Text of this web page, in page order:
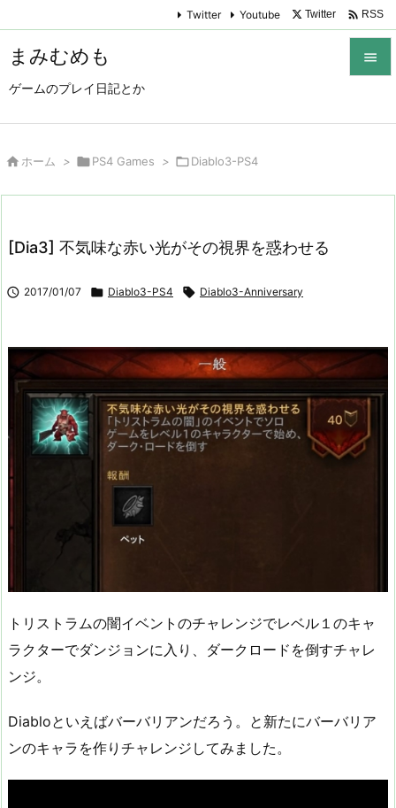
まみむめも
ゲームのプレイ日記とか

Twitter Youtube Twitter  RSS
 ホーム > PS4 Games > Diablo3-PS4
[Dia3] 不気味な赤い光がその視界を惑わせる
 2017/01/07  Diablo3-PS4  Diablo3-Anniversary
トリストラムの闇イベントのチャレンジでレベル１のキャ
ラクターでダンジョンに入り、ダークロードを倒すチャレ
ンジ。
Diabloといえばバーバリアンだろう。と新たにバーバリア
ンのキャラを作りチャレンジしてみました。